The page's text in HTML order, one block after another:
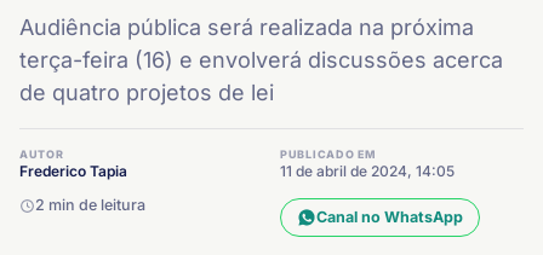
Audiência pública será realizada na próxima
terça-feira (16) e envolverá discussões acerca
de quatro projetos de lei
AUTOR
Frederico Tapia
PUBLICADO EM
11 de abril de 2024, 14:05
2 min de leitura
Canal no WhatsApp